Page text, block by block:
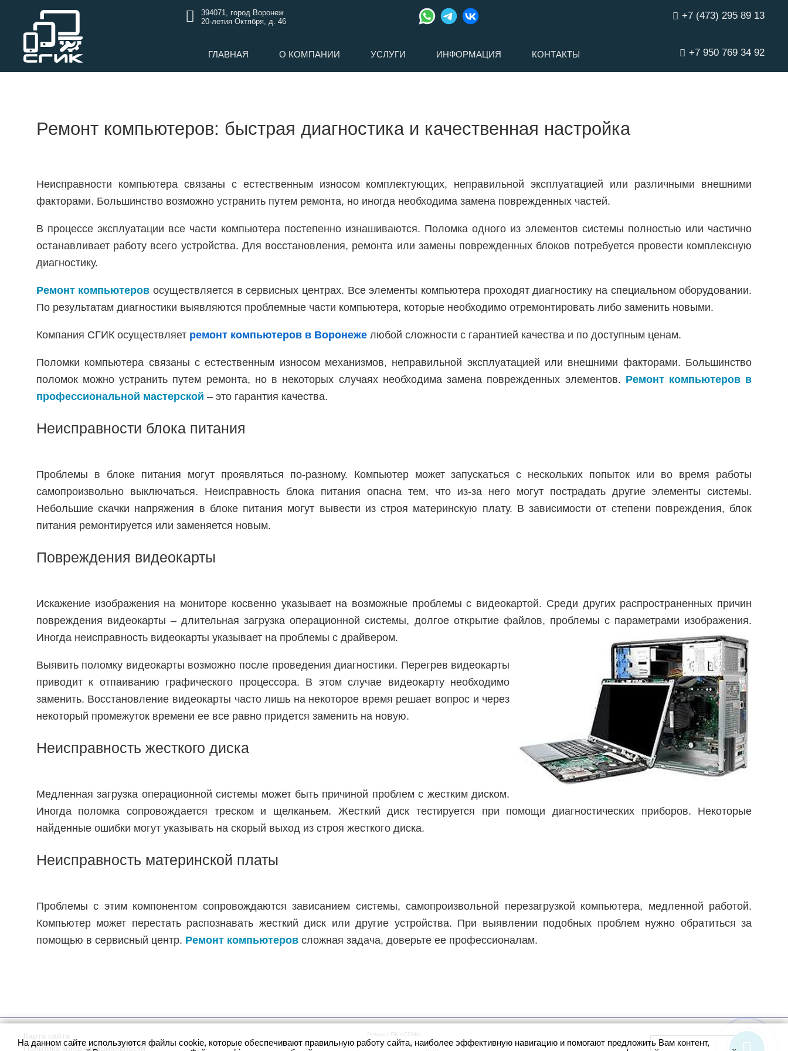
394071, город Воронеж
20-летия Октября, д. 46
+7 (473) 295 89 13
+7 950 769 34 92
ГЛАВНАЯ О КОМПАНИИ УСЛУГИ ИНФОРМАЦИЯ КОНТАКТЫ
Ремонт компьютеров: быстрая диагностика и качественная настройка
Неисправности компьютера связаны с естественным износом комплектующих, неправильной эксплуатацией или различными внешними
факторами. Большинство возможно устранить путем ремонта, но иногда необходима замена поврежденных частей.
В процессе эксплуатации все части компьютера постепенно изнашиваются. Поломка одного из элементов системы полностью или частично
останавливает работу всего устройства. Для восстановления, ремонта или замены поврежденных блоков потребуется провести комплексную
диагностику.
Ремонт компьютеров осуществляется в сервисных центрах. Все элементы компьютера проходят диагностику на специальном оборудовании.
По результатам диагностики выявляются проблемные части компьютера, которые необходимо отремонтировать либо заменить новыми.
Компания СГИК осуществляет ремонт компьютеров в Воронежелюбой сложности с гарантией качества и по доступным ценам.
Поломки компьютера связаны с естественным износом механизмов, неправильной эксплуатацией или внешними факторами. Большинство
поломок можно устранить путем ремонта, но в некоторых случаях необходима замена поврежденных элементов. Ремонт компьютеров в
профессиональной мастерской – это гарантия качества.
Неисправности блока питания
Проблемы в блоке питания могут проявляться по-разному. Компьютер может запускаться с нескольких попыток или во время работы
самопроизвольно выключаться. Неисправность блока питания опасна тем, что из-за него могут пострадать другие элементы системы.
Небольшие скачки напряжения в блоке питания могут вывести из строя материнскую плату. В зависимости от степени повреждения, блок
питания ремонтируется или заменяется новым.
Повреждения видеокарты
Искажение изображения на мониторе косвенно указывает на возможные проблемы с видеокартой. Среди других распространенных причин
повреждения видеокарты – длительная загрузка операционной системы, долгое открытие файлов, проблемы с параметрами изображения.
Иногда неисправность видеокарты указывает на проблемы с драйвером.
Выявить поломку видеокарты возможно после проведения диагностики. Перегрев видеокарты
приводит к отпаиванию графического процессора. В этом случае видеокарту необходимо
заменить. Восстановление видеокарты часто лишь на некоторое время решает вопрос и через
некоторый промежуток времени ее все равно придется заменить на новую.
Неисправность жесткого диска
Медленная загрузка операционной системы может быть причиной проблем с жестким диском.
Иногда поломка сопровождается треском и щелканьем. Жесткий диск тестируется при помощи диагностических приборов. Некоторые
найденные ошибки могут указывать на скорый выход из строя жесткого диска.
Неисправность материнской платы
Проблемы с этим компонентом сопровождаются зависанием системы, самопроизвольной перезагрузкой компьютера, медленной работой.
Компьютер может перестать распознавать жесткий диск или другие устройства. При выявлении подобных проблем нужно обратиться за
помощью в сервисный центр. Ремонт компьютеровсложная задача, доверьте ее профессионалам.
Карта сайта
Политика конфиденциальности
Ремонт ПК «СГИК»
На данном сайте используются файлы cookie, которые обеспечивают правильную работу сайта, наиболее эффективную навигацию и помогают предложить Вам контент,